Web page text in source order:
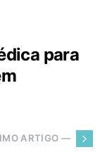
para
ARTIGO —